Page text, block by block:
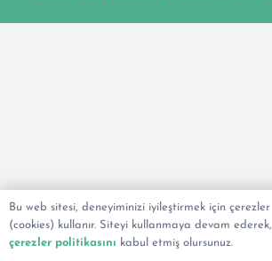
Bu web sitesi, deneyiminizi iyileştirmek için çerezler
(cookies) kullanır. Siteyi kullanmaya devam ederek,
çerezler politikasını kabul etmiş olursunuz.